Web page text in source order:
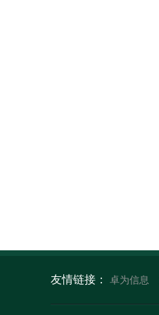
友情链接： 卓为信息